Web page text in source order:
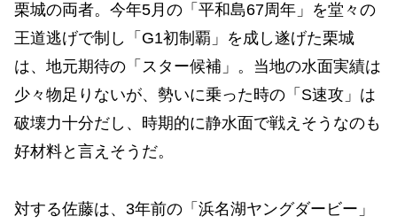
栗城の両者。今年5月の「平和島67周年」を堂々の
王道逃げで制し「G1初制覇」を成し遂げた栗城
は、地元期待の「スター候補」。当地の水面実績は
少々物足りないが、勢いに乗った時の「S速攻」は
破壊力十分だし、時期的に静水面で戦えそうなのも
好材料と言えそうだ。
対する佐藤は、3年前の「浜名湖ヤングダービー」